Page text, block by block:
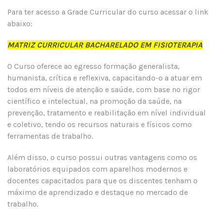
Para ter acesso a Grade Curricular do curso acessar o link
abaixo:
MATRIZ CURRICULAR BACHARELADO EM FISIOTERAPIA
O Curso oferece ao egresso formação generalista,
humanista, crítica e reflexiva, capacitando-o a atuar em
todos em níveis de atenção e saúde, com base no rigor
científico e intelectual, na promoção da saúde, na
prevenção, tratamento e reabilitação em nível individual
e coletivo, tendo os recursos naturais e físicos como
ferramentas de trabalho.
Além disso, o curso possui outras vantagens como os
laboratórios equipados com aparelhos modernos e
docentes capacitados para que os discentes tenham o
máximo de aprendizado e destaque no mercado de
trabalho.